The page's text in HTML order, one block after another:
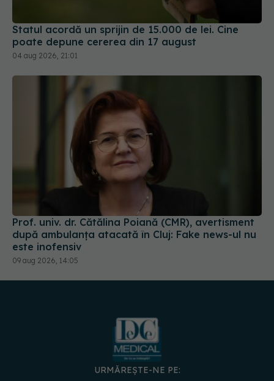
Prof. univ. dr. Cătălina Poiană (CMR), avertisment
după ambulanța atacată în Cluj: Fake news-ul nu
URMĂREȘTE-NE PE:
DESCARCĂ APLICAȚIA